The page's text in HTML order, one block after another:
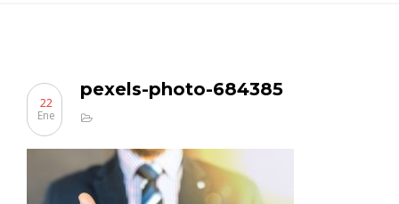
pexels-photo-684385
22
Ene